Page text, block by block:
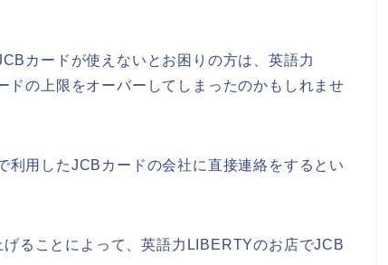
カードが使えないとお困りの方は、英語力
の上限をオーバーしてしまったのかもしれませ
用したJCBカードの会社に直接連絡をするとい
ることによって、英語力LIBERTYのお店でJCB